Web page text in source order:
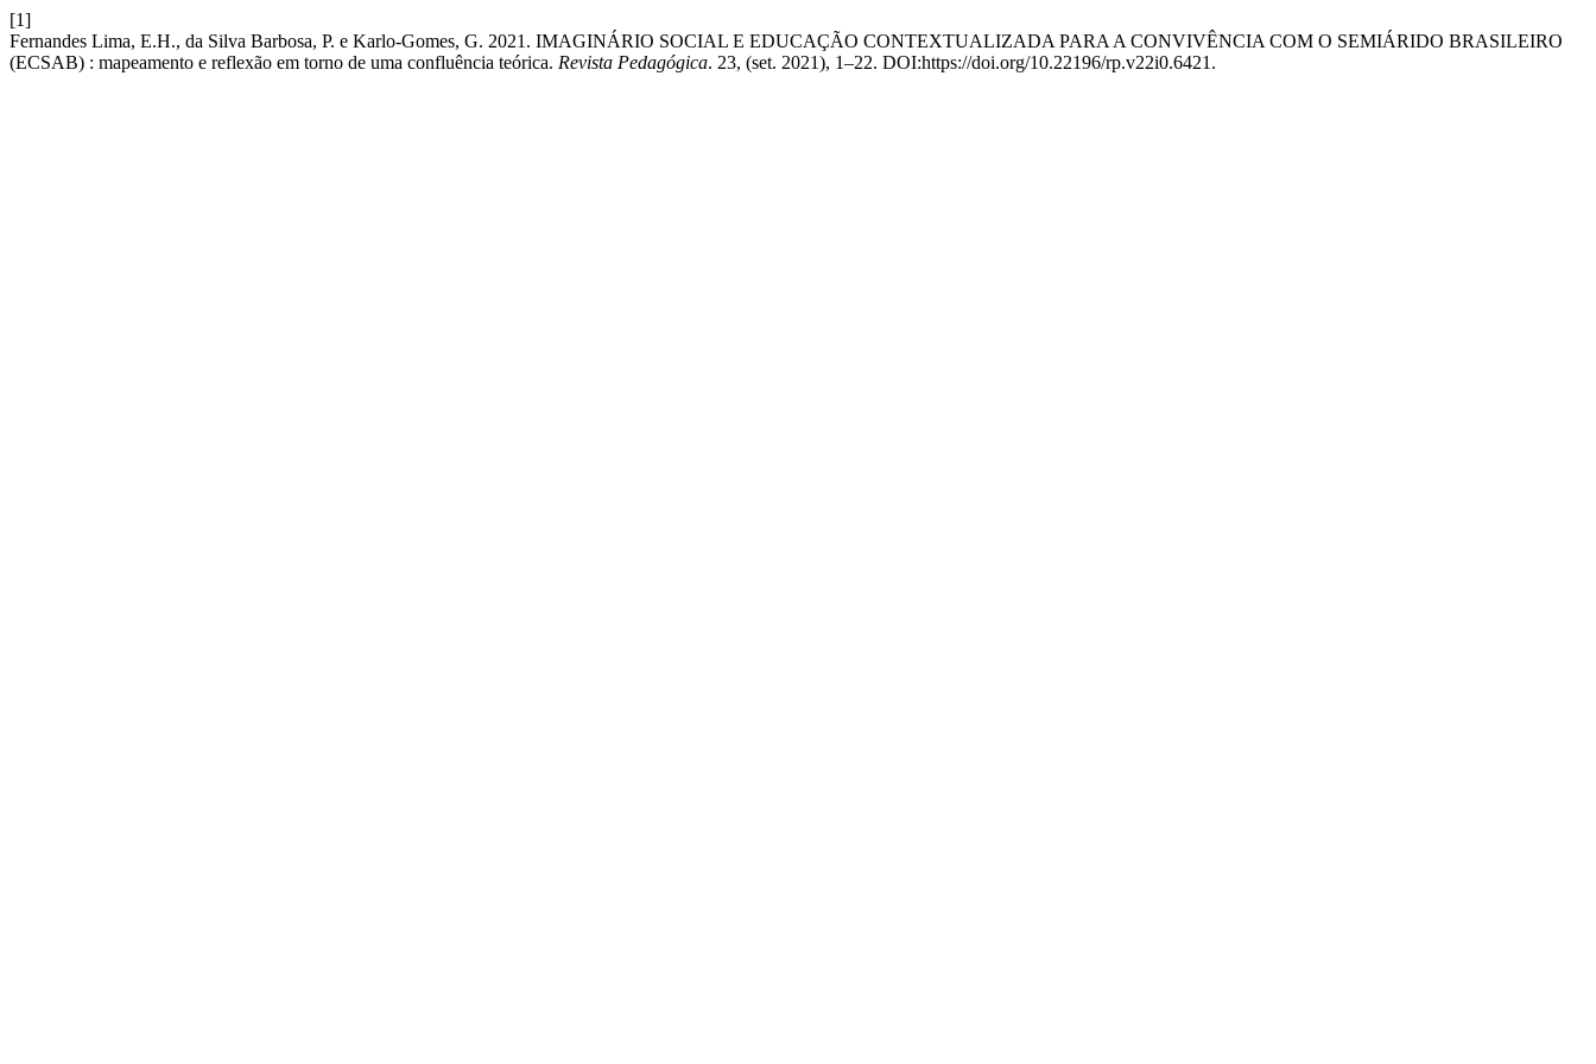
[1]
Fernandes Lima, E.H., da Silva Barbosa, P. e Karlo-Gomes, G. 2021. IMAGINÁRIO SOCIAL E EDUCAÇÃO CONTEXTUALIZADA PARA A CONVIVÊNCIA COM O SEMIÁRIDO BRASILEIRO
(ECSAB) : mapeamento e reflexão em torno de uma confluência teórica. Revista Pedagógica. 23, (set. 2021), 1–22. DOI:https://doi.org/10.22196/rp.v22i0.6421.